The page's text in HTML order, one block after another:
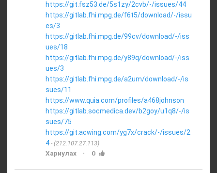
https://git.fsz53.de/5s1zy/2cvb/-/issues/44
https://gitlab.fhi.mpg.de/f6t5/download/-/issu
es/3
https://gitlab.fhi.mpg.de/99cv/download/-/iss
ues/18
https://gitlab.fhi.mpg.de/y89q/download/-/iss
ues/3
https://gitlab.fhi.mpg.de/a2um/download/-/is
sues/11
https://www.quia.com/profiles/a468johnson
https://gitlab.socmedica.dev/b2goy/u1q8/-/is
sues/75
https://git.acwing.com/yg7x/crack/-/issues/2
4
(212.107.27.113)
Хариулах · 0